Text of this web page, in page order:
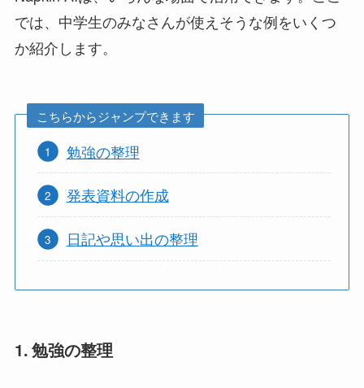
では、中学生のみなさんが使えそうな例をいくつ
か紹介します。
こちらからジャンプできます
勉強の整理
発表資料の作成
日記や思い出の整理
1. 勉強の整理